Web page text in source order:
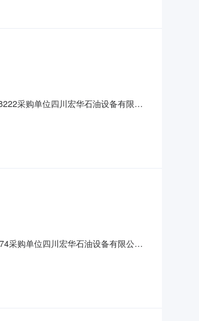
采购单位四川宏华石油设备有限公
此公告仅在
采购单位四川宏华石油设备有限公司
介此公告仅